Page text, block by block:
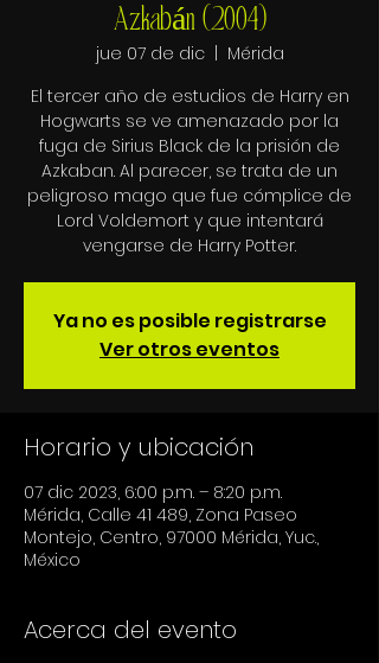
Azkabán (2004)
jue 07 de dic
  |
Mérida
El tercer año de estudios de Harry en
Hogwarts se ve amenazado por la
fuga de Sirius Black de la prisión de
Azkaban. Al parecer, se trata de un
peligroso mago que fue cómplice de
Lord Voldemort y que intentará
Ya no es posible registrarse
Ver otros eventos
Horario y ubicación
07 dic 2023, 6:00 p.m. – 8:20 p.m.
Mérida, Calle 41 489, Zona Paseo
Montejo, Centro, 97000 Mérida, Yuc.,
México
Acerca del evento